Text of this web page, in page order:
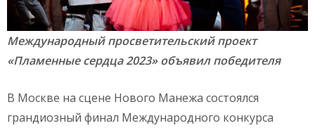
Международный просветительский проект
«Пламенные сердца 2023» объявил победителя
В Москве на сцене Нового Манежа состоялся
грандиозный финал Международного конкурса